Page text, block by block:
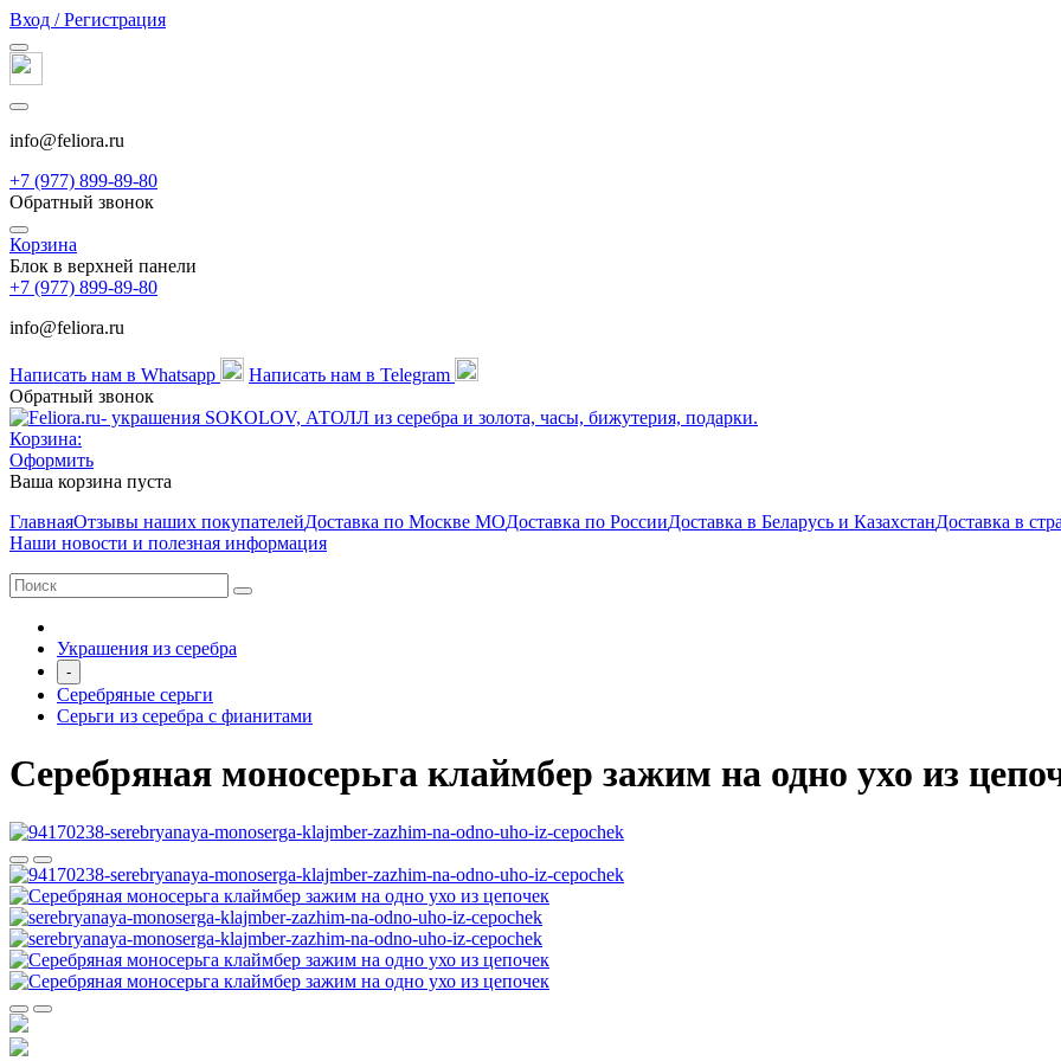
Вход / Регистрация
info@feliora.ru
+7 (977) 899-89-80
Обратный звонок
Корзина
Блок в верхней панели
+7 (977) 899-89-80
info@feliora.ru
Написать нам в Whatsapp
Написать нам в Telegram
Обратный звонок
Корзина:
Оформить
Ваша корзина пуста
ГлавнаяОтзывы наших покупателейДоставка по Москве МОДоставка по РоссииДоставка в Беларусь и КазахстанДоставка в
Наши новости и полезная информация
Украшения из серебра
-
Серебряные серьги
Серьги из серебра с фианитами
Серебряная моносерьга клаймбер зажим на одно ухо из